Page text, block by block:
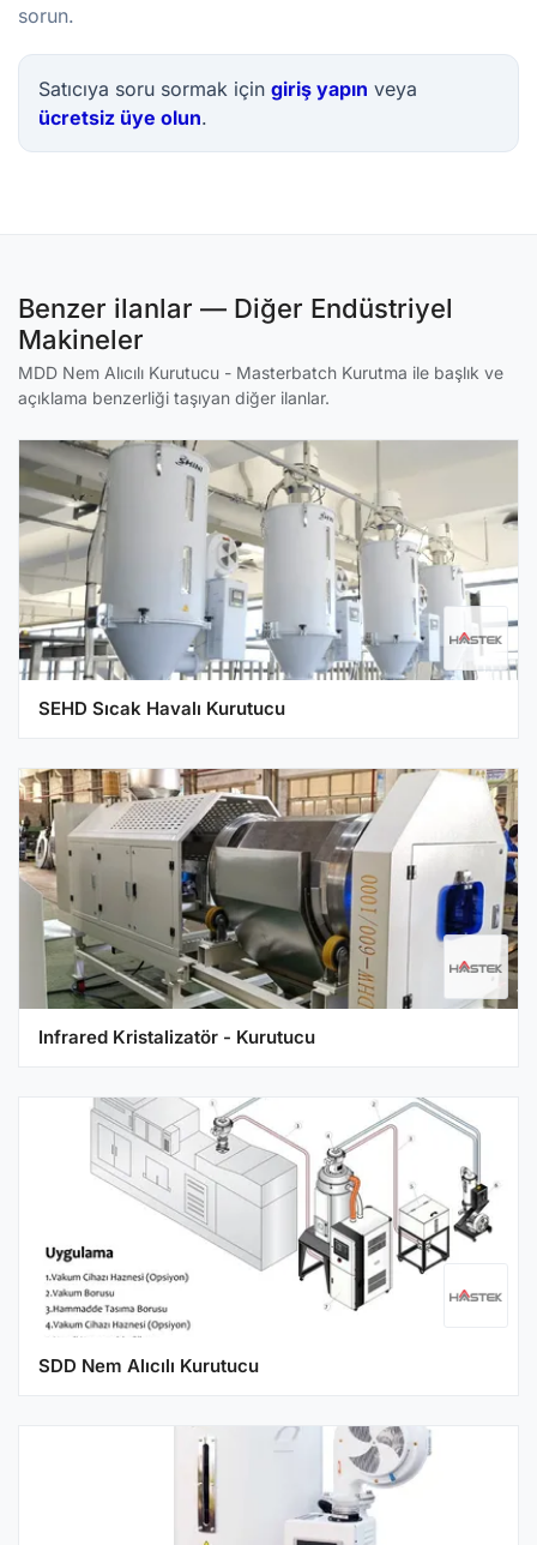
sorun.
Satıcıya soru sormak için giriş yapın veya
ücretsiz üye olun.
Benzer ilanlar — Diğer Endüstriyel
Makineler
MDD Nem Alıcılı Kurutucu - Masterbatch Kurutma ile başlık ve
açıklama benzerliği taşıyan diğer ilanlar.
SEHD Sıcak Havalı Kurutucu
Infrared Kristalizatör - Kurutucu
SDD Nem Alıcılı Kurutucu